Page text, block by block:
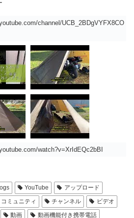
channel/UCB_2BDgVYFX8CO
watch?v=XrIdEQc2bBI
YouTube
アップロード
コミュニティ チャンネル
ビデオ
動画
動画機能付き携帯電話